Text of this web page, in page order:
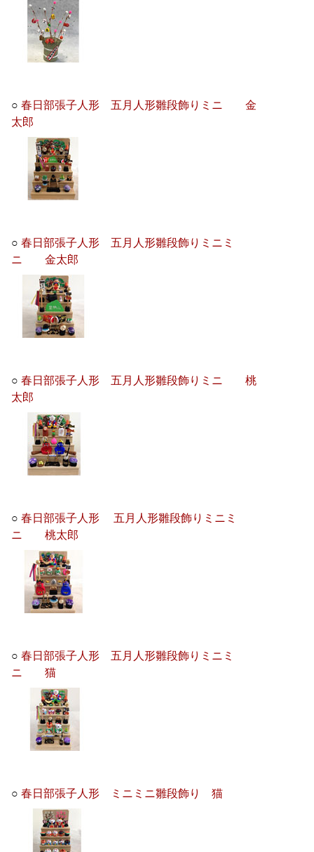
○春日部張子人形 五月人形雛段飾りミニ 金
太郎
○春日部張子人形 五月人形雛段飾りミニミ
ニ 金太郎
○春日部張子人形 五月人形雛段飾りミニ 桃
太郎
○春日部張子人形 五月人形雛段飾りミニミ
ニ 桃太郎
○春日部張子人形 五月人形雛段飾りミニミ
ニ 猫
○春日部張子人形 ミニミニ雛段飾り 猫